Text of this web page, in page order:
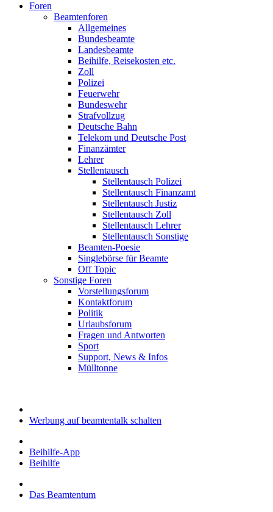
Foren
Beamtenforen
Allgemeines
Bundesbeamte
Landesbeamte
Beihilfe, Reisekosten etc.
Zoll
Polizei
Feuerwehr
Bundeswehr
Strafvollzug
Deutsche Bahn
Telekom und Deutsche Post
Finanzämter
Lehrer
Stellentausch
Stellentausch Polizei
Stellentausch Finanzamt
Stellentausch Justiz
Stellentausch Zoll
Stellentausch Lehrer
Stellentausch Sonstige
Beamten-Poesie
Singlebörse für Beamte
Off Topic
Sonstige Foren
Vorstellungsforum
Kontaktforum
Politik
Urlaubsforum
Fragen und Antworten
Sport
Support, News & Infos
Mülltonne
Werbung auf beamtentalk schalten
Beihilfe-App
Beihilfe
Das Beamtentum